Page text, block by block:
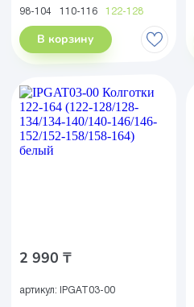
98-104 110-116 122-128
В корзину
2 990 ₸
артикул: IPGAT03-00